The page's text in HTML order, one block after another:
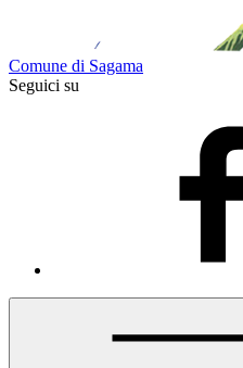
Comune di Sagama
Seguici su